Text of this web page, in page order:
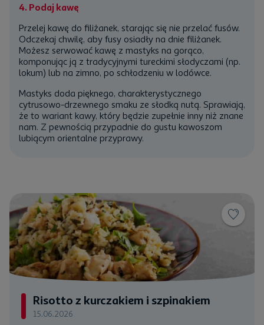
4. Podaj kawę
Przelej kawę do filiżanek, starając się nie przelać fusów.
Odczekaj chwilę, aby fusy osiadły na dnie filiżanek.
Możesz serwować kawę z mastyks na gorąco,
komponując ją z tradycyjnymi tureckimi słodyczami (np.
lokum) lub na zimno, po schłodzeniu w lodówce.
Mastyks doda pięknego, charakterystycznego
cytrusowo-drzewnego smaku ze słodką nutą. Sprawiają,
że to wariant kawy, który będzie zupełnie inny niż znane
nam. Z pewnością przypadnie do gustu kawoszom
lubiącym orientalne przyprawy.
Risotto z kurczakiem i szpinakiem
15.06.2026